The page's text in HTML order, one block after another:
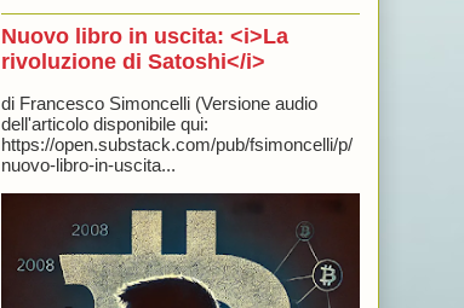
Nuovo libro in uscita: <i>La
rivoluzione di Satoshi</i>
di Francesco Simoncelli (Versione audio
dell'articolo disponibile qui:
https://open.substack.com/pub/fsimoncelli/p/
nuovo-libro-in-uscita...